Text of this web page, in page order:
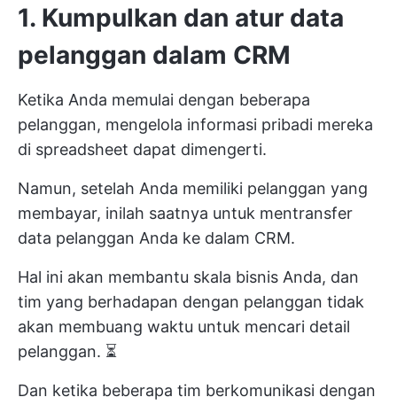
1. Kumpulkan dan atur data
pelanggan dalam CRM
Ketika Anda memulai dengan beberapa
pelanggan, mengelola informasi pribadi mereka
di spreadsheet dapat dimengerti.
Namun, setelah Anda memiliki pelanggan yang
membayar, inilah saatnya untuk mentransfer
data pelanggan Anda ke dalam CRM.
Hal ini akan membantu skala bisnis Anda, dan
tim yang berhadapan dengan pelanggan tidak
akan membuang waktu untuk mencari detail
pelanggan. ⏳
Dan ketika beberapa tim berkomunikasi dengan